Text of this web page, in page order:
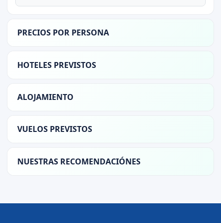
PRECIOS POR PERSONA
HOTELES PREVISTOS
ALOJAMIENTO
VUELOS PREVISTOS
NUESTRAS RECOMENDACIÓNES